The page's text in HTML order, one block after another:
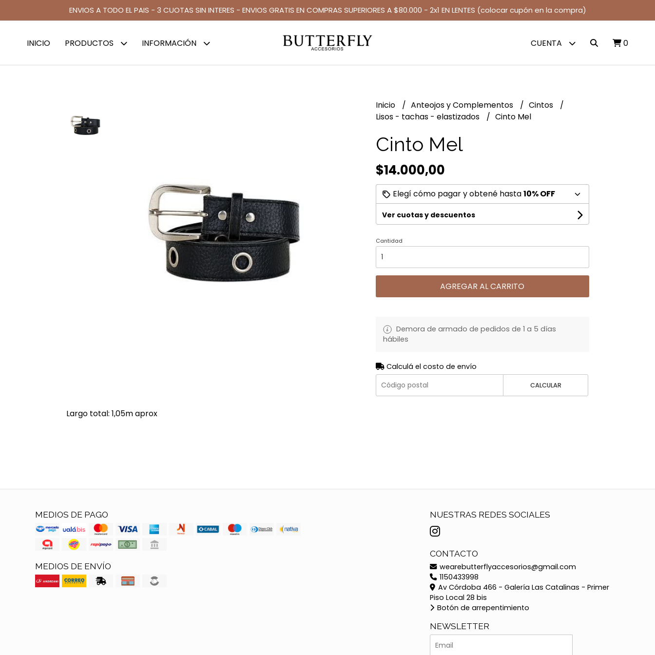
ENVIOS A TODO EL PAIS - 3 CUOTAS SIN INTERES - ENVIOS GRATIS EN COMPRAS SUPERIORES A $80.000 - 2x1 EN LENTES (colocar cupón en la compra)
INICIO PRODUCTOS INFORMACIÓN CUENTA 0
Largo total: 1,05m aprox
Inicio Anteojos y Complementos
Cintos
Lisos - tachas - elastizados
Cinto Mel
Cinto Mel
$14.000,00
Elegí cómo pagar y obtené hasta10% OFF
Ver cuotas y descuentos
Cantidad
AGREGAR AL CARRITO
Demora de armado de pedidos de 1 a 5 días
hábiles
Calculá el costo de envío
CALCULAR
MEDIOS DE PAGO
MEDIOS DE ENVÍO
NUESTRAS REDES SOCIALES
CONTACTO
wearebutterflyaccesorios@gmail.com
1150433998
Av Córdoba 466 - Galería Las Catalinas - Primer
Piso Local 28 bis
Botón de arrepentimiento
NEWSLETTER